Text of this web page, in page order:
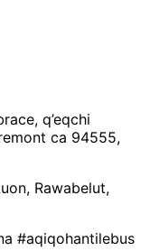
q’eqchi
ca 94555,
Rawabelut,
#aqiqohantilebus